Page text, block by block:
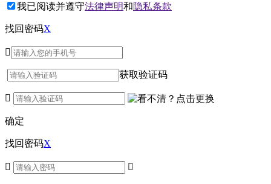
我已阅读并遵守法律声明和隐私条款
找回密码X

获取验证码

确定
找回密码X
 